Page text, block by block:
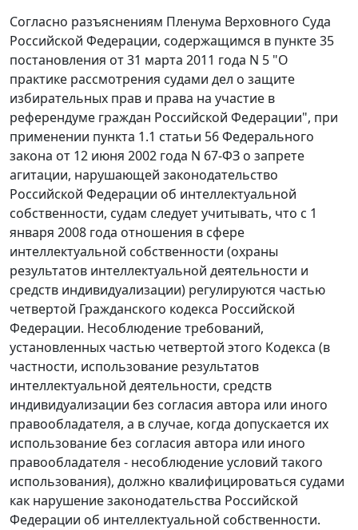
Согласно разъяснениям Пленума Верховного Суда
Российской Федерации, содержащимся в пункте 35
постановления от 31 марта 2011 года N 5 "О
практике рассмотрения судами дел о защите
избирательных прав и права на участие в
референдуме граждан Российской Федерации", при
применении пункта 1.1 статьи 56Федерального
закона от 12 июня 2002 года N 67-ФЗ о запрете
агитации, нарушающей законодательство
Российской Федерации об интеллектуальной
собственности, судам следует учитывать, что с 1
января 2008 года отношения в сфере
интеллектуальной собственности (охраны
результатов интеллектуальной деятельности и
средств индивидуализации) регулируются частью
четвертой Гражданского кодекса Российской
Федерации. Несоблюдение требований,
установленных частью четвертой этого Кодекса (в
частности, использование результатов
интеллектуальной деятельности, средств
индивидуализации без согласия автора или иного
правообладателя, а в случае, когда допускается их
использование без согласия автора или иного
правообладателя - несоблюдение условий такого
использования), должно квалифицироваться судами
как нарушение законодательства Российской
Федерации об интеллектуальной собственности.